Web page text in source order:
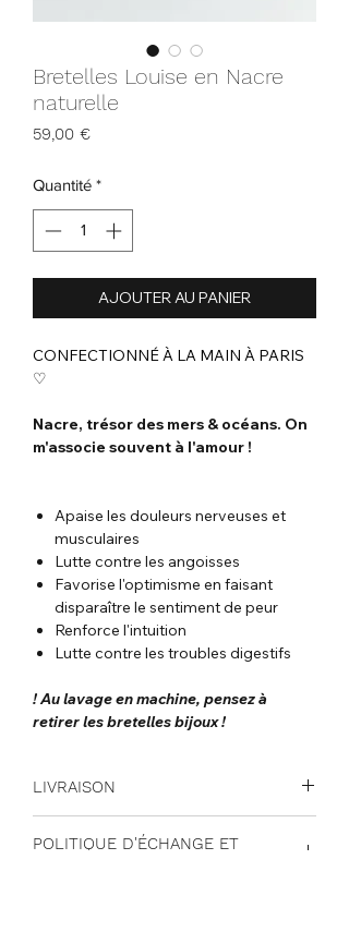
Bretelles Louise en Nacre
naturelle
59,00 €Prix
Quantité *
AJOUTER AU PANIER
CONFECTIONNÉ À LA MAIN À PARIS
♡
Nacre, trésor des mers & océans. On
m'associe souvent à l'amour !
Apaise les douleurs nerveuses et
musculaires
Lutte contre les angoisses
Favorise l'optimisme en faisant
disparaître le sentiment de peur
Renforce l'intuition
Lutte contre les troubles digestifs
! Au lavage en machine, pensez à
retirer les bretelles bijoux !
LIVRAISON
Métropolitaine sont de 5,25 euros et sont
POLITIQUE D'ÉCHANGE ET